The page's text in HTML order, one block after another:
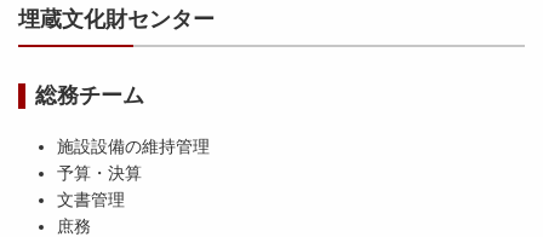
埋蔵文化財センター
総務チーム
施設設備の維持管理
予算・決算
文書管理
庶務